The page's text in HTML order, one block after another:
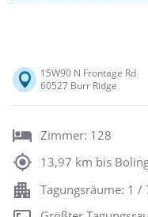
15W90 N Frontage Rd
60527 Burr Ridge
Zimmer: 128
13,97 km bis
Tagungsräume: 1 /